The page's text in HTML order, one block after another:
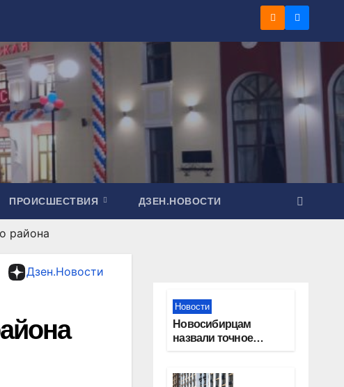
ПРОИСШЕСТВИЯ ДЗЕН.НОВОСТИ
района
Дзен.Новости
Новости
Новосибирцам
назвали точное
праздники в 2027